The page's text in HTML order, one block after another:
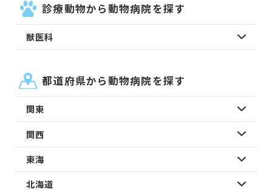
診療動物から動物病院を探す
獣医科
都道府県から動物病院を探す
関東
関西
東海
北海道